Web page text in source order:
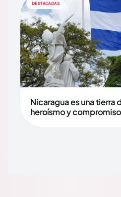
DESTACADAS
Nicaragua es una tierra
heroísmo y compromiso